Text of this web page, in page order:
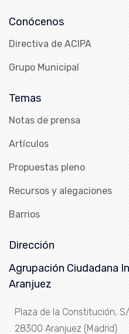
Conócenos
Directiva de ACIPA
Grupo Municipal
Temas
Notas de prensa
Artículos
Propuestas pleno
Recursos y alegaciones
Barrios
Dirección
Agrupación Ciudadana
Aranjuez
Plaza de la Constitución,
28300 Aranjuez (Madrid)